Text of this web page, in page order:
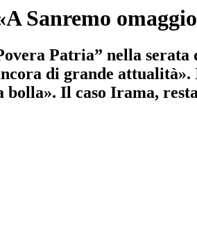
Sanremo
Patria” nella
di grande
Il caso Irama,